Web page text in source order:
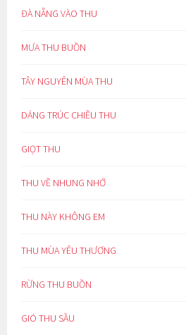
ĐÀ NẴNG VÀO THU
MƯA THU BUỒN
TÂY NGUYÊN MÙA THU
DÁNG TRÚC CHIỀU THU
GIỌT THU
THU VỀ NHUNG NHỚ
THU NÀY KHÔNG EM
THU MÙA YÊU THƯƠNG
RỪNG THU BUỒN
GIÓ THU SẦU